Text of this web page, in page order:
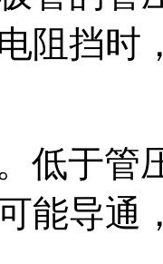
阻挡时
低于管
能导通